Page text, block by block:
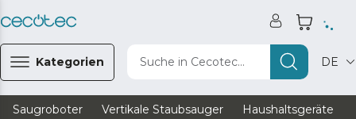
Kategorien Suche in Cecotec... DE
Saugroboter Vertikale Staubsauger Haushaltsgeräte